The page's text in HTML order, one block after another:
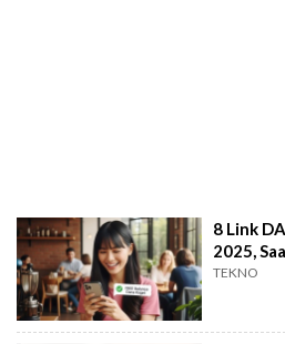
8 Link
2025,
TEKNO